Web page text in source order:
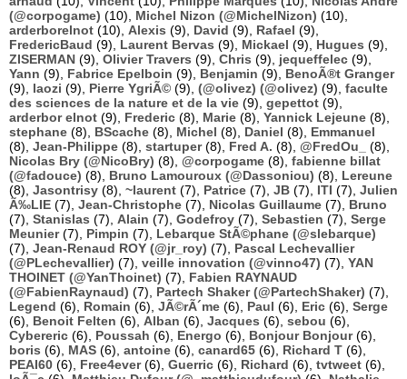
(@corpogame) (10), Michel Nizon (@MichelNizon) (10),
arderborelnot (10), Alexis (9), David (9), Rafael (9),
FredericBaud (9), Laurent Bervas (9), Mickael (9), Hugues (9),
ZISERMAN (9), Olivier Travers (9), Chris (9), jequeffelec (9),
Yann (9), Fabrice Epelboin (9), Benjamin (9), BenoÃ®t Granger
(9), laozi (9), Pierre YgriÃ© (9), (@olivez) (@olivez) (9), faculte
des sciences de la nature et de la vie (9), gepettot (9),
arderbor elnot (9), Frederic (8), Marie (8), Yannick Lejeune (8),
stephane (8), BScache (8), Michel (8), Daniel (8), Emmanuel
(8), Jean-Philippe (8), startuper(8), Fred A. (8), @FredOu_
(8),
Nicolas Bry (@NicoBry) (8), @corpogame (8), fabienne billat
(@fadouce) (8), Bruno Lamouroux (@Dassoniou) (8), Lereune
(8), Jasontrisy (8), ~laurent (7), Patrice (7), JB (7), ITI (7), Julien
Ã‰LIE (7), Jean-Christophe (7), Nicolas Guillaume (7), Bruno
(7), Stanislas (7), Alain (7), Godefroy (7), Sebastien (7), Serge
Meunier(7), Pimpin (7), Lebarque StÃ©phane (@slebarque)
(7), Jean-Renaud ROY (@jr_roy) (7), Pascal Lechevallier
(@PLechevallier) (7), veille innovation (@vinno47) (7), YAN
THOINET (@YanThoinet) (7), Fabien RAYNAUD
(@FabienRaynaud) (7), Partech Shaker (@PartechShaker) (7),
Legend (6), Romain (6), JÃ©rÃ´me (6), Paul (6), Eric (6), Serge
(6), Benoit Felten (6), Alban (6), Jacques (6), sebou (6),
Cybereric (6), Poussah (6), Energo (6), Bonjour Bonjour(6),
boris (6), MAS (6), antoine (6), canard65 (6), Richard T (6),
PEAI60 (6), Free4ever(6), Guerric (6), Richard (6), tvtweet (6),